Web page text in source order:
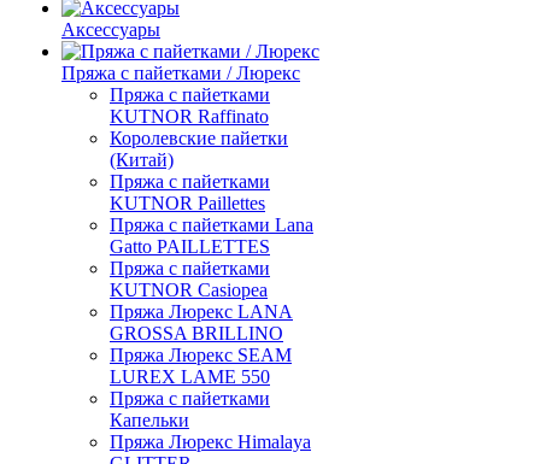
Аксессуары
Пряжа с пайетками / Люрекс
Пряжа с пайетками
KUTNOR Raffinato
Королевские пайетки
(Китай)
Пряжа с пайетками
KUTNOR Paillettes
Пряжа с пайетками Lana
Gatto PAILLETTES
Пряжа с пайетками
KUTNOR Casiopea
Пряжа Люрекс LANA
GROSSA BRILLINO
Пряжа Люрекс SEAM
LUREX LAME 550
Пряжа с пайетками
Капельки
Пряжа Люрекс Himalaya